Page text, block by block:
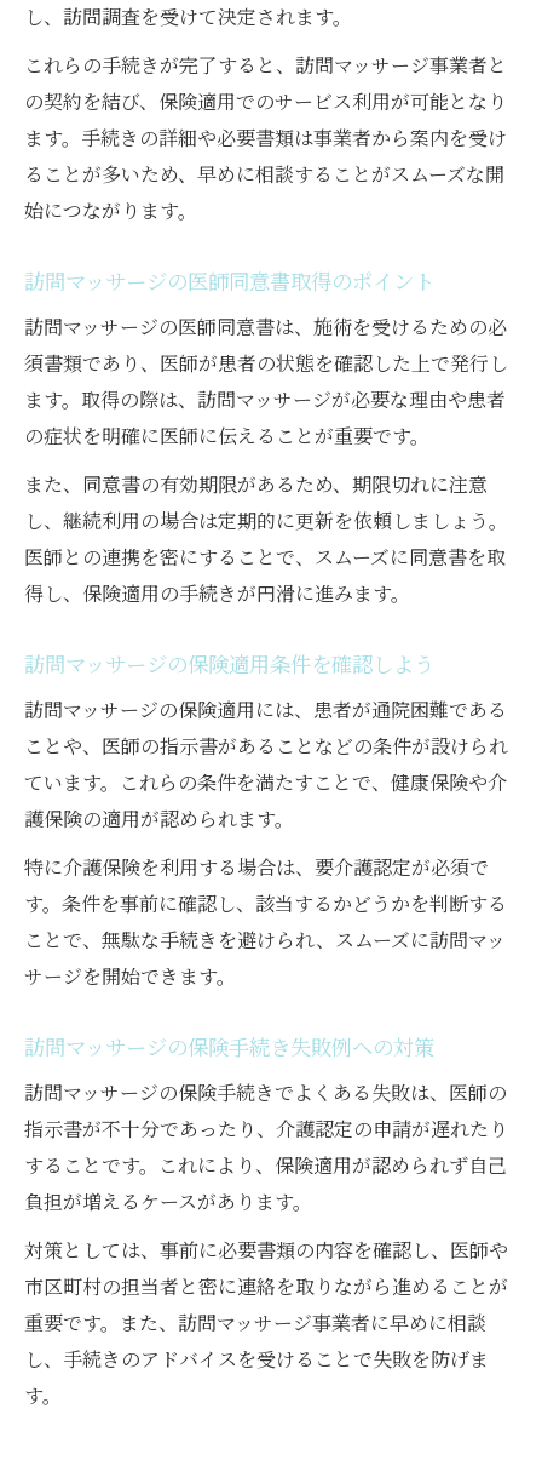
し、訪問調査を受けて決定されます。
これらの手続きが完了すると、訪問マッサージ事業者と
の契約を結び、保険適用でのサービス利用が可能となり
ます。手続きの詳細や必要書類は事業者から案内を受け
ることが多いため、早めに相談することがスムーズな開
始につながります。
訪問マッサージの医師同意書取得のポイント
訪問マッサージの医師同意書は、施術を受けるための必
須書類であり、医師が患者の状態を確認した上で発行し
ます。取得の際は、訪問マッサージが必要な理由や患者
の症状を明確に医師に伝えることが重要です。
また、同意書の有効期限があるため、期限切れに注意
し、継続利用の場合は定期的に更新を依頼しましょう。
医師との連携を密にすることで、スムーズに同意書を取
得し、保険適用の手続きが円滑に進みます。
訪問マッサージの保険適用条件を確認しよう
訪問マッサージの保険適用には、患者が通院困難である
ことや、医師の指示書があることなどの条件が設けられ
ています。これらの条件を満たすことで、健康保険や介
護保険の適用が認められます。
特に介護保険を利用する場合は、要介護認定が必須で
す。条件を事前に確認し、該当するかどうかを判断する
ことで、無駄な手続きを避けられ、スムーズに訪問マッ
サージを開始できます。
訪問マッサージの保険手続き失敗例への対策
訪問マッサージの保険手続きでよくある失敗は、医師の
指示書が不十分であったり、介護認定の申請が遅れたり
することです。これにより、保険適用が認められず自己
負担が増えるケースがあります。
対策としては、事前に必要書類の内容を確認し、医師や
市区町村の担当者と密に連絡を取りながら進めることが
重要です。また、訪問マッサージ事業者に早めに相談
し、手続きのアドバイスを受けることで失敗を防げま
す。